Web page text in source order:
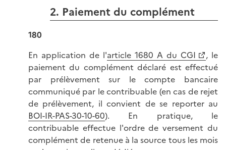
2. Paiement du complément
180
En application de l'article 1680 A du CGI
, le
paiement du complément déclaré est effectué
par prélèvement sur le compte bancaire
communiqué par le contribuable (en cas de rejet
de prélèvement, il convient de se reporter au
BOI-IR-PAS-30-10-60). En pratique, le
contribuable effectue l'ordre de versement du
complément de retenue à la source tous les mois